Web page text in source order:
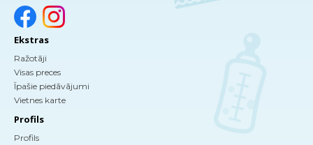
Ekstras
Ražotāji
Visas preces
Īpašie piedāvājumi
Vietnes karte
Profils
Profils